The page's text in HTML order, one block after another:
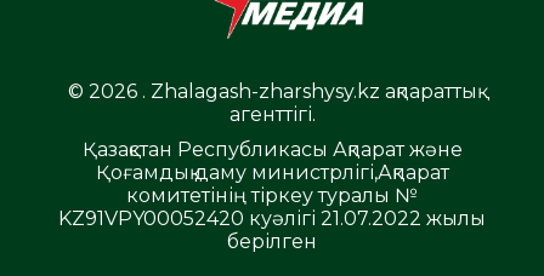
© 2026 . Zhalagash-zharshysy.kz ақпараттық
агенттігі.
Қазақстан Республикасы Ақпарат және
Қоғамдық даму министрлігі,Ақпарат
комитетінің тіркеу туралы №
KZ91VPY00052420 куәлігі 21.07.2022 жылы
берілген